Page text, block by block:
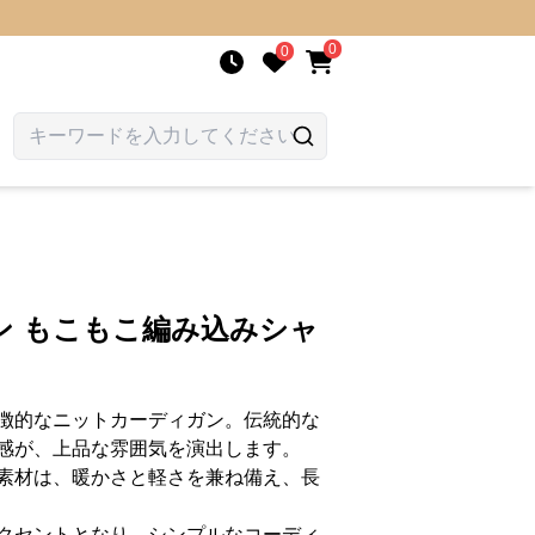
0 0
もこもこ編み込みシャ
的なニットカーディガン。伝統的な
、上品な雰囲気を演出します。
材は、暖かさと軽さを兼ね備え、長